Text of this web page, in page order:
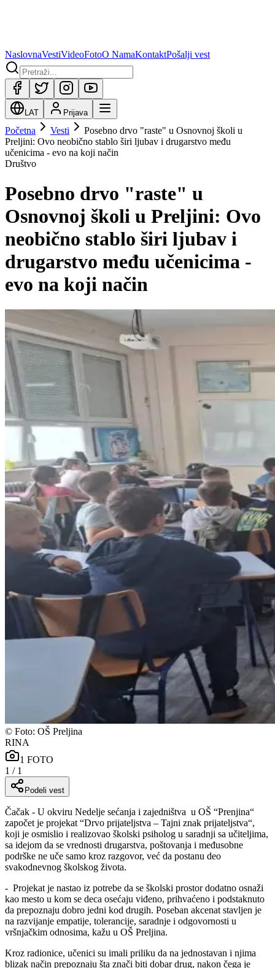
NaslovnaVestiVideoFotoO NamaKontaktPošalji vest
LAT Prijava
Početna Vesti
Posebno drvo "raste" u Osnovnoj školi u
Preljini: Ovo neobično stablo širi ljubav i drugarstvo među
učenicima - evo na koji način
Društvo
Posebno drvo "raste" u
Osnovnoj školi u Preljini: Ovo
neobično stablo širi ljubav i
drugarstvo među učenicima -
evo na koji način
© Foto: OŠ Preljina
RINA
1 FOTO
1 / 1
Podeli vest
Čačak - U okviru Nedelje sećanja i zajedništva u OŠ “Prenjina“
započet je projekat “Drvo prijateljstva – Tajni znak prijateljstva“,
koji je osmislio i realizovao školski psiholog u saradnji sa učiteljima,
sa idejom da se vrednosti drugarstva, poštovanja i međusobne
podrške ne uče samo kroz razgovor, već da postanu deo
svakodnevnog školskog života.
- Projekat je nastao iz potrebe da se školski prostor dodatno osnaži
kao mesto u kom se deca osećaju viđeno, prihvaćeno i podstaknuto
da prepoznaju dobro jedni kod drugih. Poseban akcenat stavljen je
na razvijanje empatije, tolerancije, saradnje i odgovornosti u
vršnjačkim odnosima, kažu u OŠ Preljina.
Kroz radionice, učenici su imali priliku da na jednostavan i njima
blizak način prepoznaju šta znači biti dobar drug, nakon čega je